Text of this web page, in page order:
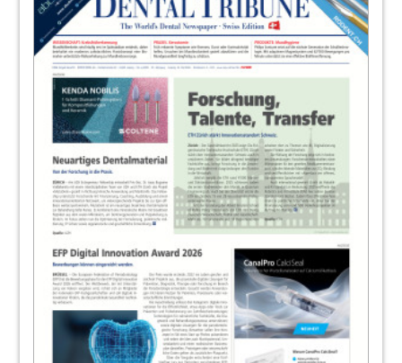
Redaktion
322. Giornate Romane - Implantologie ohne
Grenzen